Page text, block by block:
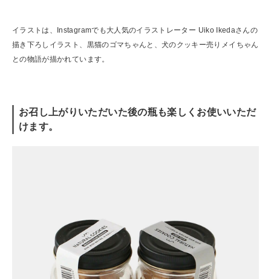
イラストは、Instagramでも大人気のイラストレーター Uiko Ikedaさんの
描き下ろしイラスト、黒猫のゴマちゃんと、犬のクッキー売りメイちゃん
との物語が描かれています。
お召し上がりいただいた後の瓶も楽しくお使いいただ
けます。